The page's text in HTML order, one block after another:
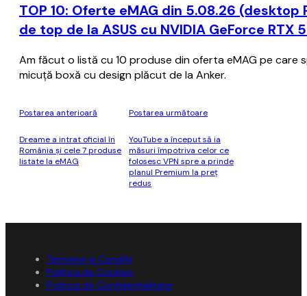
TOP 10: Oferte eMAG din 5.08.26
de top de la ASUS cu NVIDIA GeForce
Am făcut o listă cu 10 produse din oferta eMAG pe care
micuță boxă cu design plăcut de la Anker.
Postarea anterioară
Dreame a intrat oficial în
România și cele 7 produse
listate la eMAG
Postarea următoare
YouTube a început să ia
măsuri împotriva celor ce
folosesc VPN spre a prinde
planul Premium la preț
redus
Termene și Condiții
Politica de Cookies
Politica de Confidențialitate